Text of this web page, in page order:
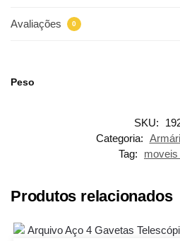
Avaliações 0
Peso
SKU:
Categoria:
Tag:
Produtos relacionados